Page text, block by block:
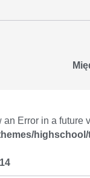
Error in a future
14